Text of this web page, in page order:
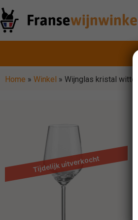
Home » Winkel » Wijnglas kristal